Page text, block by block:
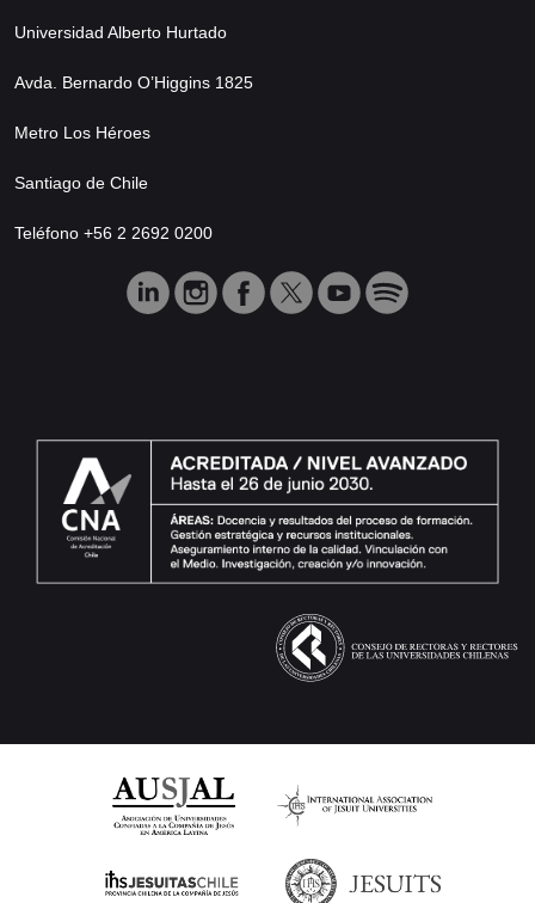
Universidad Alberto Hurtado
Avda. Bernardo O’Higgins 1825
Metro Los Héroes
Santiago de Chile
Teléfono +56 2 2692 0200